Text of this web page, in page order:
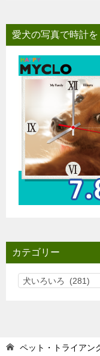
愛犬の写真で時計を
カテゴリー
カ
ペット・トライアン